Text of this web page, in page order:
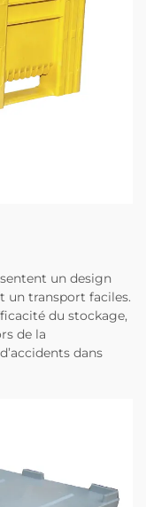
un design
un transport faciles.
du stockage,
de la
dans